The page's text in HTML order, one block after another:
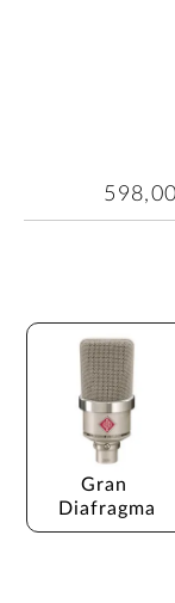
Gran
Diafragma